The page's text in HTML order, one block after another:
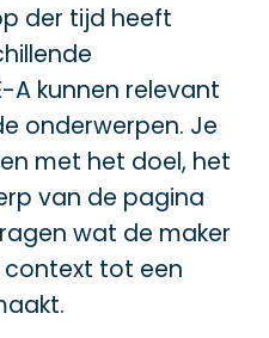
der tijd heeft
A kunnen relevant
onderwerpen. Je
met het doel, het
van de pagina
wat de maker
context tot een